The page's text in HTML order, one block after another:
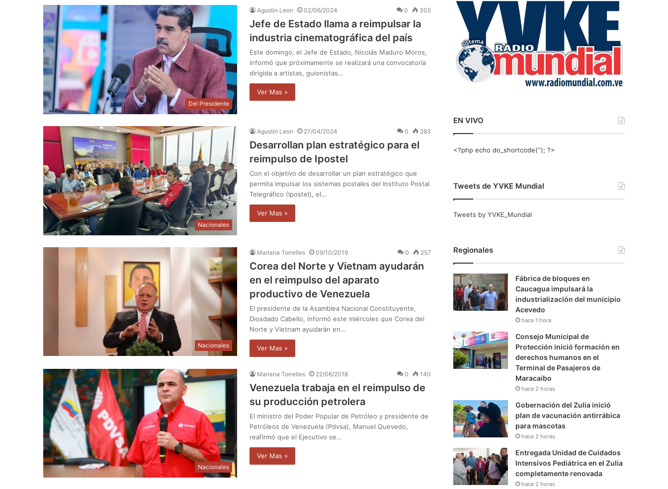
Del Presidente
Agustin Leon 02/06/2024 0 305
Jefe de Estado llama a reimpulsar la
industria cinematográfica del país
Este domingo, el Jefe de Estado, Nicolás Maduro Moros,
informó que próximamente se realizará una convocatoria
dirigida a artistas, guionistas…
Ver Mas »
Nacionales
Agustin Leon 27/04/2024 0 283
Desarrollan plan estratégico para el
reimpulso de Ipostel
Con el objetivo de desarrollar un plan estratégico que
permita impulsar los sistemas postales del Instituto Postal
Telegráfico (Ipostel), el…
Ver Mas »
Nacionales
Mariana Torrelles 09/10/2019 0 257
Corea del Norte y Vietnam ayudarán
en el reimpulso del aparato
productivo de Venezuela
El presidente de la Asamblea Nacional Constituyente,
Diosdado Cabello, informó este miércoles que Corea del
Norte y Vietnam ayudarán en…
Ver Mas »
Nacionales
Mariana Torrelles 22/06/2018 0 140
Venezuela trabaja en el reimpulso de
su producción petrolera
El ministro del Poder Popular de Petróleo y presidente de
Petróleos de Venezuela (Pdvsa), Manuel Quevedo,
reafirmó que el Ejecutivo se…
Ver Mas »
r
EN VIVO
<?php echo do_shortcode(‘‘); ?>
Tweets de YVKE Mundial
Tweets by YVKE_Mundial
Regionales
Fábrica de bloques en
Caucagua impulsará la
industrialización del municipio
Acevedo
hace 1 hora
Consejo Municipal de
Protección inició formación en
derechos humanos en el
Terminal de Pasajeros de
Maracaibo
hace 2 horas
Gobernación del Zulia inició
plan de vacunación antirrábica
para mascotas
hace 2 horas
Entregada Unidad de Cuidados
Intensivos Pediátrica en el Zulia
completamente renovada
hace 2 horas